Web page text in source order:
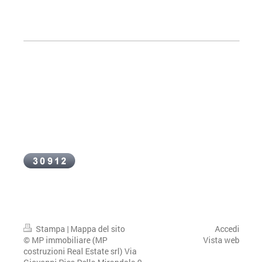
Stampa | Mappa del sito
© MP immobiliare (MP
costruzioni Real Estate srl) Via
Accedi
Vista web